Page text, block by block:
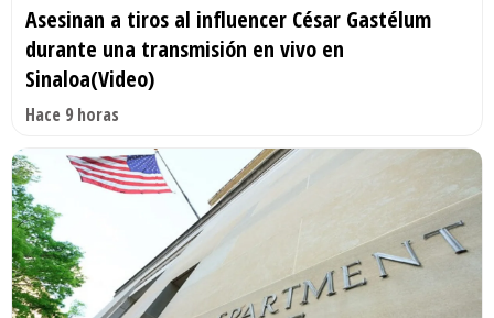
Asesinan a tiros al influencer César Gastélum
durante una transmisión en vivo en
Sinaloa(Video)
Hace 9 horas